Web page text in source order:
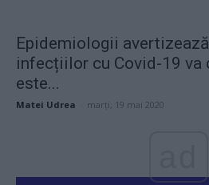
Epidemiologii
infecțiilor cu Covid-19 va
este...
Matei Udrea marți, 19 mai 2020